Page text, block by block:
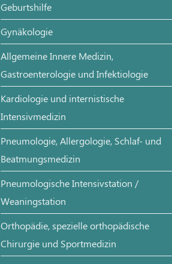
Geburtshilfe
Gynäkologie
Allgemeine Innere Medizin,
Gastroenterologie und Infektiologie
Kardiologie und internistische
Intensivmedizin
Pneumologie, Allergologie, Schlaf- und
Beatmungsmedizin
Pneumologische Intensivstation /
Weaningstation
Orthopädie, spezielle orthopädische
Chirurgie und Sportmedizin